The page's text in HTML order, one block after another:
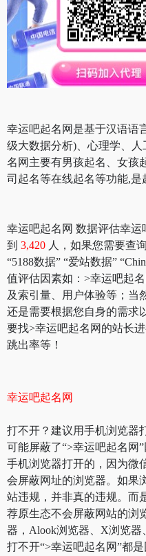
幸运吧起名网是基于汉语语
级大数据分析)、心理学、
名网主要有男孩起名、女孩
司起名等在线起名等功能,是
幸运吧起名网 数据评估幸
到 3,420 人，如果您需要查
“5188数据” “爱站数据”
值评估因素如：>幸运吧起
及索引量、用户体验等；当
还是需要根据您自身的需求
要找>幸运吧起名网的站长
跳出率等！
幸运吧起名网
打不开？建议用手机浏览器
可能屏蔽了“>幸运吧起名网
手机浏览器打开的，因为微
会屏蔽网址的浏览器。如果
站违规，并非真的违规。而
荐原生态不会屏蔽网站的浏
器，Alook浏览器、X浏览器
打不开“>幸运吧起名网”都